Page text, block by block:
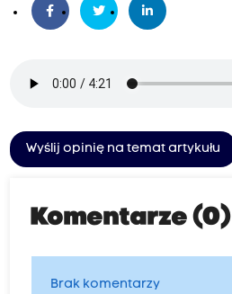
Wyślij opinię na temat artykułu
Komentarze (0)
Brak komentarzy